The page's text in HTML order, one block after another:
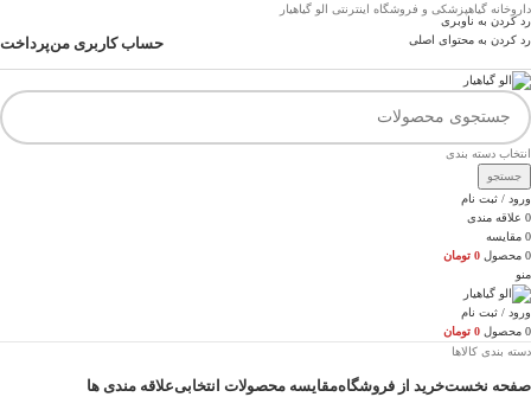
رد کردن به ناوبری
رد کردن به محتوای اصلی
داروخانه گیاهپزشکی و فروشگاه اینترنتی الو گیاهیار
حساب کاربری منپرداخت
انتخاب دسته بندی
جستجو
ورود / ثبت نام
0 علاقه مندی
0 مقایسه
0 محصول 0 تومان
منو
ورود / ثبت نام
0 محصول 0 تومان
دسته بندی کالاها
صفحه نخستخرید از فروشگاهمقایسه محصولات انتخابیعلاقه مندی ها